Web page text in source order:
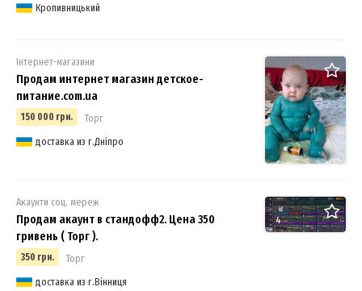
Кропивницький
Інтернет-магазини
Продам интернет магазин детское-
питание.com.ua
150 000 грн.
Торг
доставка из г.Дніпро
4
Акаунти соц. мереж
Продам акаунт в стандофф2. Цена 350
гривень ( Торг ).
350 грн.
Торг
доставка из г.Вінниця